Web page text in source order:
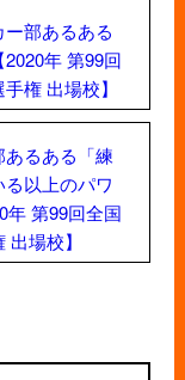
部あるある
2020年 第99回
権 出場校】
るある「練
以上のパワ
年 第99回全国
場校】